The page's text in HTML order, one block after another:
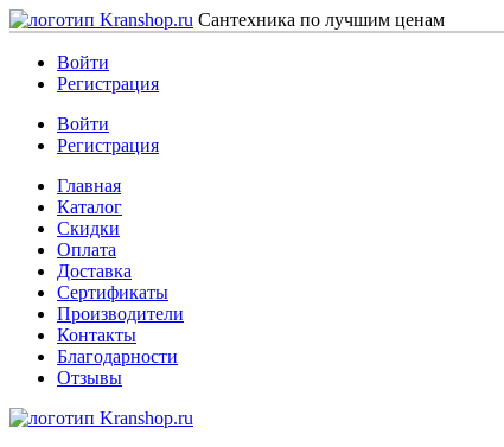
Сантехника по лучшим ценам
Войти
Регистрация
Войти
Регистрация
Главная
Каталог
Скидки
Оплата
Доставка
Сертификаты
Производители
Контакты
Благодарности
Отзывы